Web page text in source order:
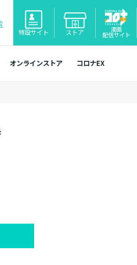
特設サイト ストア 漫画
配信サイト
オンラインストア コロナEX